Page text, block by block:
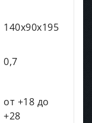
140x90x195
0,7
от +18 до
+28